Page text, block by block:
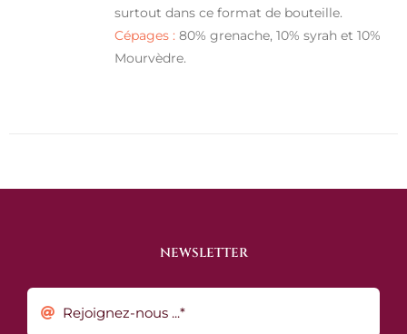
surtout dans ce format de bouteille.
Cépages : 80% grenache, 10% syrah et 10%
Mourvèdre.
NEWSLETTER